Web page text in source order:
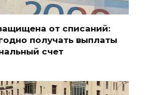
от списаний:
получать выплаты
счет